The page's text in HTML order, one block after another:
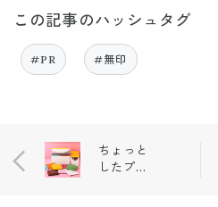
この記事のハッシュタグ
#PR #無印
ちょっと
したプレ